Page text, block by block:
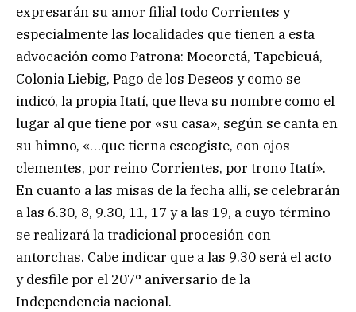
expresarán su amor filial todo Corrientes y
especialmente las localidades que tienen a esta
advocación como Patrona: Mocoretá, Tapebicuá,
Colonia Liebig, Pago de los Deseos y como se
indicó, la propia Itatí, que lleva su nombre como el
lugar al que tiene por «su casa», según se canta en
su himno, «…que tierna escogiste, con ojos
clementes, por reino Corrientes, por trono Itatí».
En cuanto a las misas de la fecha allí, se celebrarán
a las 6.30, 8, 9.30, 11, 17 y a las 19, a cuyo término
se realizará la tradicional procesión con
antorchas. Cabe indicar que a las 9.30 será el acto
y desfile por el 207° aniversario de la
Independencia nacional.